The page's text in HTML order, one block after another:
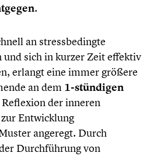
.
an stressbedingte
und sich in kurzer Zeit effektiv
erlangt eine immer größere
an dem 1-stündigen
der inneren
Entwicklung
angeregt. Durch
Durchführung von